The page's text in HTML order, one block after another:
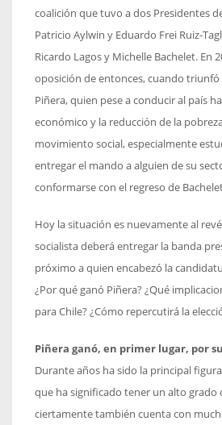
coalición que tuvo a dos Presidentes
Patricio Aylwin y Eduardo Frei Ruiz-
Ricardo Lagos y Michelle Bachelet. En
oposición de entonces, cuando triunfó
Piñera, quien pese a conducir al país
económico y la reducción de la
movimiento social, especialmente
entregar el mando a alguien de su
conformarse con el regreso de
Hoy la situación es nuevamente al
socialista deberá entregar la banda
próximo a quien encabezó la
¿Por qué ganó Piñera? ¿Qué
para Chile? ¿Cómo repercutirá la
Piñera ganó, en primer lugar, por
Durante años ha sido la principal
que ha significado tener un alto
ciertamente también cuenta con